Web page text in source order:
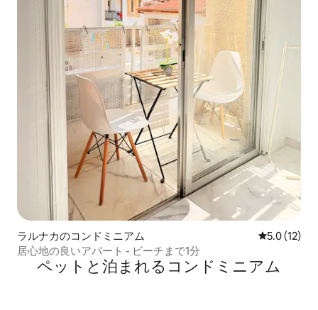
ラルナカのコンドミニアム レビュー12
5.0 (12)
居心地の良いアパート - ビーチまで1分
ペットと泊まれるコンドミニアム